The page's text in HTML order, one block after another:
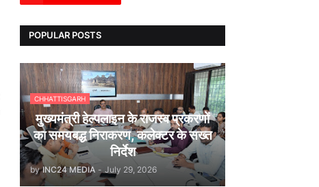
POPULAR POSTS
CHHATTISGARH
मुख्यमंत्री हेल्पलाइन के राजस्व प्रकरणों
का समयबद्ध निराकरण, कलेक्टर के सख्त
निर्देश
by INC24 MEDIA - July 29, 2026